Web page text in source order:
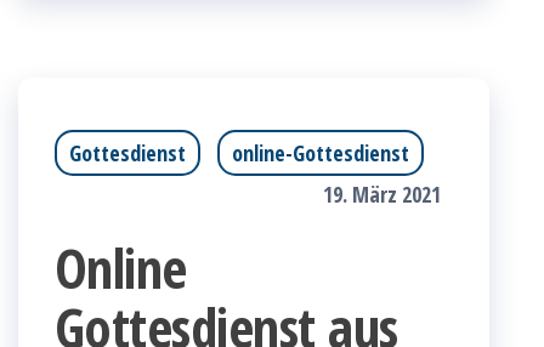
Gottesdienst
online-Gottesdienst
19. März 2021
Online
Gottesdienst aus